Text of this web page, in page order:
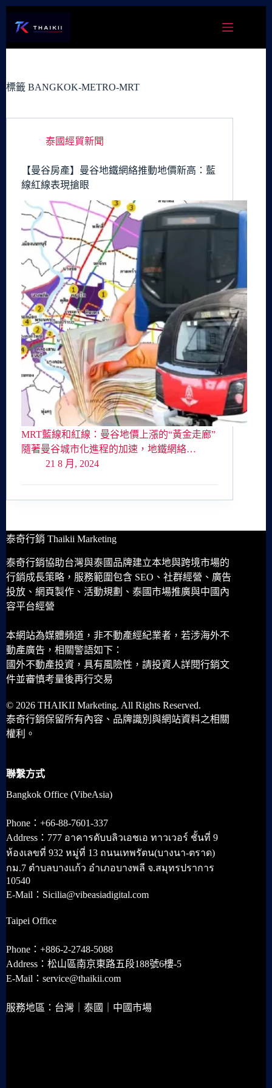
容
標籤 BANGKOK-METRO-MRT
泰國經貿新聞
【曼谷房產】曼谷地鐵網絡推動地價新高：藍
線紅線表現搶眼
MRT藍線和紅線：曼谷地價上漲的“黃金走廊”
隨著曼谷城市化進程的加速，地鐵網絡…
21 8 月, 2024
泰奇行銷 Thaikii Marketing
泰奇行銷協助台灣與泰國品牌建立本地與跨境市場的
行銷成長策略，服務範圍包含 SEO、社群經營、廣告
投放、網頁製作、活動規劃、泰國市場推廣與中國內
容平台經營
本網站為媒體頻道，非不動產經紀業者，若涉海外不
動產廣告，相關警語如下：
國外不動產投資，具有風險性，請投資人詳閱行銷文
件並審慎考量後再行交易
© 2026 THAIKII Marketing. All Rights Reserved.
泰奇行銷保留所有內容、品牌識別與網站資料之相關
權利。
聯繫方式
Bangkok Office (VibeAsia)
Phone：+66-88-7601-337
Address：777 อาคารดับบลิวเอชเอ ทาวเวอร์ ชั้นที่ 9
ห้องเลขที่ 932 หมู่ที่ 13 ถนนเทพรัตน(บางนา-ตราด)
กม.7 ตำบลบางแก้ว อำเภอบางพลี จ.สมุทรปราการ
10540
E-Mail：Sicilia@vibeasiadigital.com
Taipei Office
Phone：+886-2-2748-5088
Address：松山區南京東路五段188號6樓-5
E-Mail：service@thaikii.com
服務地區：台灣｜泰國｜中國市場